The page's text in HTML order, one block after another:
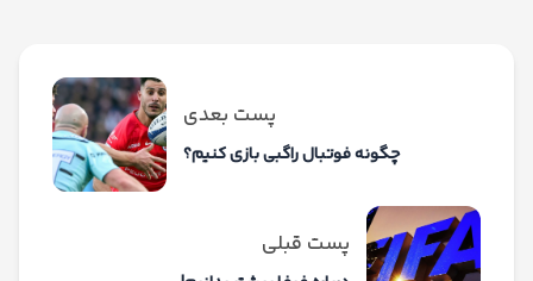
پست قبلی
پست بعدی
چگونه فوتبال راگبی بازی کنیم؟